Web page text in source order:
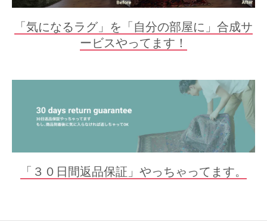
「気になるラグ」を「自分の部屋に」合成サ
ービスやってます！
「３０日間返品保証」やっちゃってます。